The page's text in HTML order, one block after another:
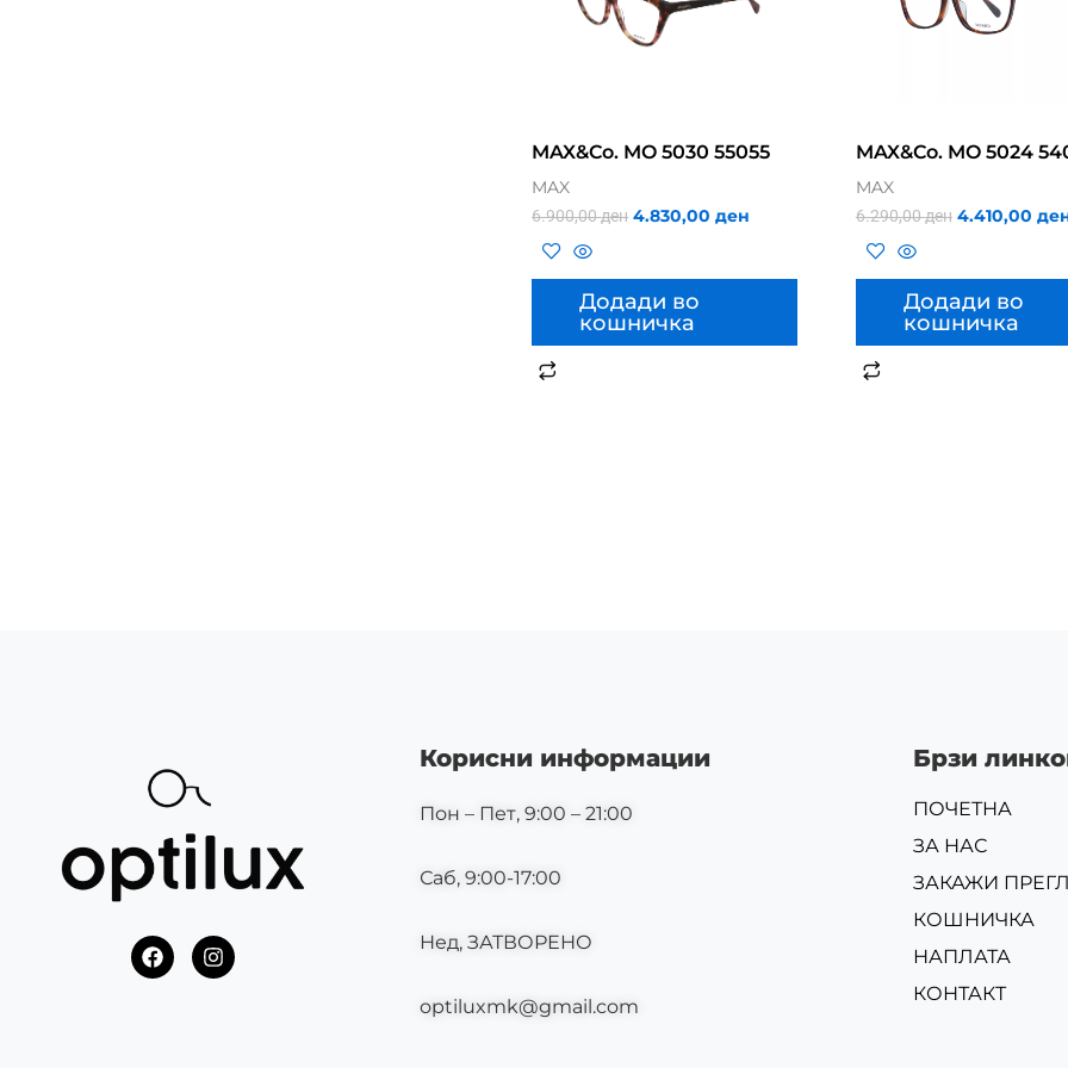
MAX&Co. MO 5030 55055
MAX
6.900,00ден 4.830,00ден
Додади во
кошничка
MAX&Co. MO 5024
MAX
6.290,00ден 4.410,00
Додади во
кошничка
F
a
c
I
n
s
Корисни информации
Пон – Пет, 9:00 – 21:00
Саб, 9:00-17:00
Нед, ЗАТВОРЕНО
optiluxmk@gmail.com
Брзи
ПОЧЕТНА
ЗА НАС
ЗАКАЖИ
КОШНИЧКА
НАПЛАТА
КОНТАКТ